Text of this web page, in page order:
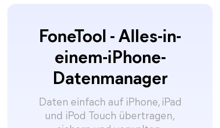
FoneTool - Alles-in-
einem-iPhone-
Datenmanager
Daten einfach auf iPhone, iPad
und iPod Touch übertragen,